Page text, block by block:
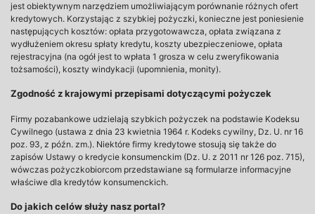
jest obiektywnym narzędziem umożliwiającym porównanie różnych ofert
kredytowych. Korzystając z szybkiej pożyczki, konieczne jest poniesienie
następujących kosztów: opłata przygotowawcza, opłata związana z
wydłużeniem okresu spłaty kredytu, koszty ubezpieczeniowe, opłata
rejestracyjna (na ogół jest to wpłata 1 grosza w celu zweryfikowania
tożsamości), koszty windykacji (upomnienia, monity).
Zgodność z krajowymi przepisami dotyczącymi pożyczek
Firmy pozabankowe udzielają szybkich pożyczek na podstawie Kodeksu
Cywilnego (ustawa z dnia 23 kwietnia 1964 r. Kodeks cywilny, Dz. U. nr 16
poz. 93, z późn. zm.). Niektóre firmy kredytowe stosują się także do
zapisów Ustawy o kredycie konsumenckim (Dz. U. z 2011 nr 126 poz. 715),
wówczas pożyczkobiorcom przedstawiane są formularze informacyjne
właściwe dla kredytów konsumenckich.
Do jakich celów służy nasz portal?